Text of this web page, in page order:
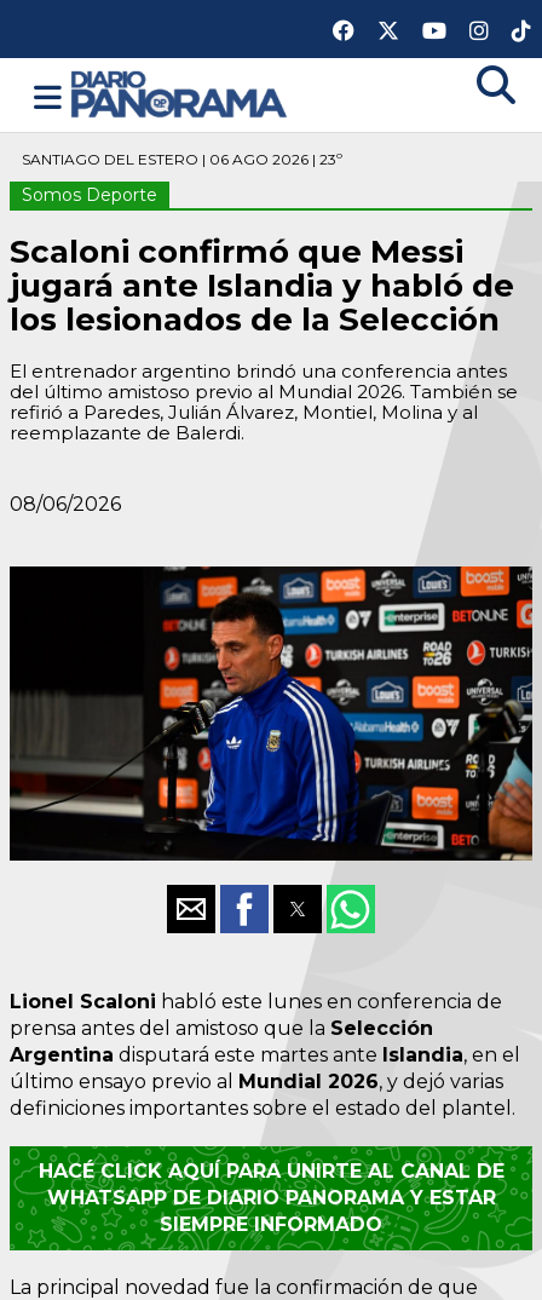
SANTIAGO DEL ESTERO | 06 AGO 2026 | 23º
Somos Deporte
Scaloni confirmó que Messi
jugará ante Islandia y habló de
los lesionados de la Selección
El entrenador argentino brindó una conferencia antes
del último amistoso previo al Mundial 2026. También se
refirió a Paredes, Julián Álvarez, Montiel, Molina y al
reemplazante de Balerdi.
08/06/2026
Lionel Scaloni habló este lunes en conferencia de
prensa antes del amistoso que la Selección
Argentina disputará este martes ante Islandia, en el
último ensayo previo al Mundial 2026, y dejó varias
definiciones importantes sobre el estado del plantel.
HACÉ CLICK AQUÍ PARA UNIRTE AL CANAL DE
WHATSAPP DE DIARIO PANORAMA Y ESTAR
SIEMPRE INFORMADO
La principal novedad fue la confirmación de que